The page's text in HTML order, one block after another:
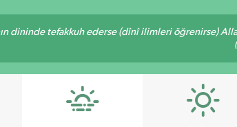
dininde tefakkuh ederse (dînî ilimleri öğrenirse)